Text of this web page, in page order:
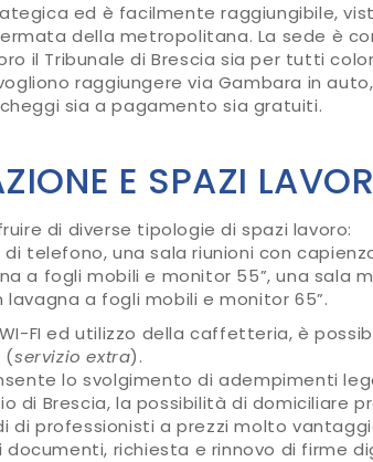
ed è facilmente raggiungibile,
della metropolitana. La sede è
il Tribunale di Brescia sia per tutti
raggiungere via Gambara in
sia a pagamento sia gratuiti.
E SPAZI
di diverse tipologie di spazi lavoro:
telefono, una sala riunioni con
a fogli mobili e monitor 55”, una sala
a fogli mobili e monitor 65”.
FI ed utilizzo della caffetteria, è
(servizio extra).
lo svolgimento di adempimenti
di Brescia, la possibilità di domiciliare
professionisti a prezzi molto
richiesta e rinnovo di firme